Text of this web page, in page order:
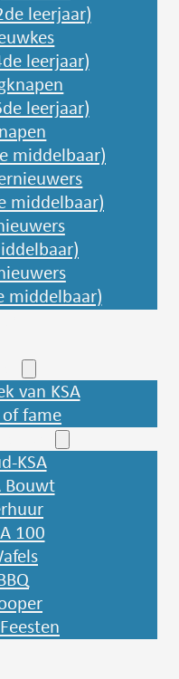
leerjaar)
leerjaar)
leerjaar)
middelbaar)
middelbaar)
middelbaar)
van KSA
fame
KSA
Bouwt
100
de jongleeuwkes
zeker niet te
te worden!